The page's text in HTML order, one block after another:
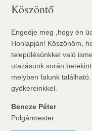
Köszöntő
Engedje meg ,hogy én
Honlapján! Köszönöm,
településünkkel való
utazásunk során
melyben falunk
gyökereinkkel.
Bencze Péter
Polgármester